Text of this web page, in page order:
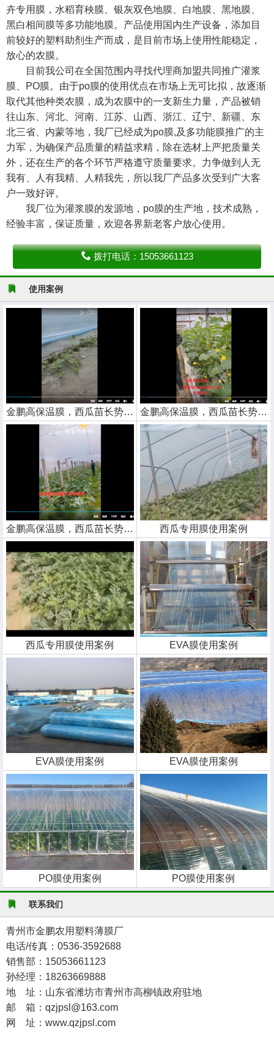
卉专用膜，水稻育秧膜、银灰双色地膜、白地膜、黑地膜、
黑白相间膜等多功能地膜。产品使用国内生产设备，添加目
前较好的塑料助剂生产而成，是目前市场上使用性能稳定，
放心的农膜。
目前我公司在全国范围内寻找代理商加盟共同推广灌浆
膜、PO膜。由于po膜的使用优点在市场上无可比拟，故逐渐
取代其他种类农膜，成为农膜中的一支新生力量，产品被销
往山东、河北、河南、江苏、山西、浙江、辽宁、新疆、东
北三省、内蒙等地，我厂已经成为po膜,及多功能膜推广的主
力军，为确保产品质量的精益求精，除在选材上严把质量关
外，还在生产的各个环节严格遵守质量要求。力争做到人无
我有、人有我精、人精我先，所以我厂产品多次受到广大客
户一致好评。
我厂位为灌浆膜的发源地，po膜的生产地，技术成熟，
经验丰富，保证质量，欢迎各界新老客户放心使用。
拨打电话：15053661123
使用案例
金鹏高保温膜，西瓜苗长势喜人 金鹏高保温膜，西瓜苗长势喜人
金鹏高保温膜，西瓜苗长势喜人 西瓜专用膜使用案例
西瓜专用膜使用案例 EVA膜使用案例
EVA膜使用案例 EVA膜使用案例
PO膜使用案例 PO膜使用案例
联系我们
青州市金鹏农用塑料薄膜厂
电话/传真：0536-3592688
销售部：15053661123
孙经理：18263669888
地 址：山东省潍坊市青州市高柳镇政府驻地
邮 箱：qzjpsl@163.com
网 址：www.qzjpsl.com